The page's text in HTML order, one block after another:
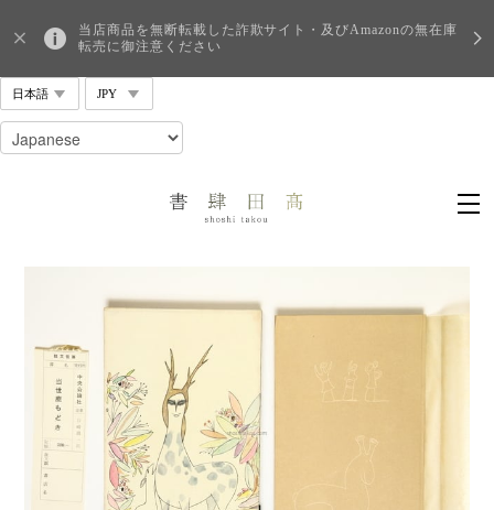
当店商品を無断転載した詐欺サイト・及びAmazonの無在庫
転売に御注意ください